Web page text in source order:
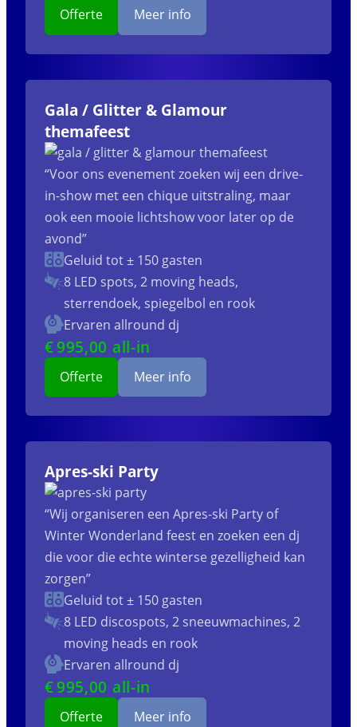
Offerte Meer info
Gala / Glitter & Glamour
themafeest
“Voor ons evenement zoeken wij een drive-
in-show met een chique uitstraling, maar
ook een mooie lichtshow voor later op de
avond”
Geluid tot ± 150 gasten
8 LED spots, 2 moving heads,
sterrendoek, spiegelbol en rook
Ervaren allround dj
€995,00 all-in
Offerte Meer info
Apres-ski Party
“Wij organiseren een Apres-ski Party of
Winter Wonderland feest en zoeken een dj
die voor die echte winterse gezelligheid kan
zorgen”
Geluid tot ± 150 gasten
8 LED discospots, 2 sneeuwmachines, 2
moving heads en rook
Ervaren allround dj
€995,00 all-in
Offerte Meer info